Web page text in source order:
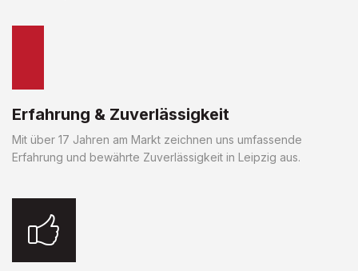
Erfahrung & Zuverlässigkeit
Mit über 17 Jahren am Markt zeichnen uns umfassende
Erfahrung und bewährte Zuverlässigkeit in Leipzig aus.